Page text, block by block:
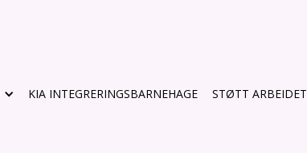
KIA INTEGRERINGSBARNEHAGE STØTT ARBEIDET